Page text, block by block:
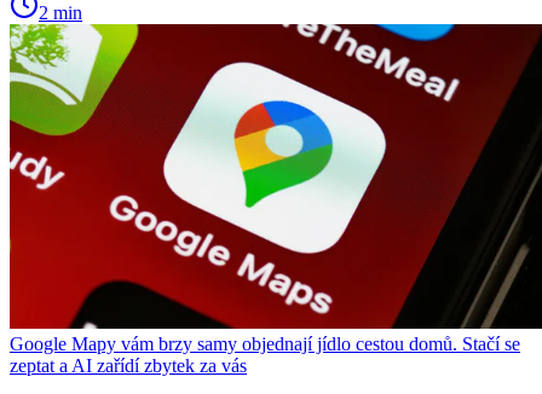
2 min
Google Mapy vám brzy samy objednají jídlo cestou domů. Stačí se
zeptat a AI zařídí zbytek za vás